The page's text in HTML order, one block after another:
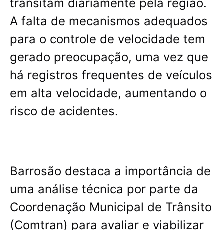
transitam diariamente pela região.
A falta de mecanismos adequados
para o controle de velocidade tem
gerado preocupação, uma vez que
há registros frequentes de veículos
em alta velocidade, aumentando o
risco de acidentes.
Barrosão destaca a importância de
uma análise técnica por parte da
Coordenação Municipal de Trânsito
(Comtran) para avaliar e viabilizar